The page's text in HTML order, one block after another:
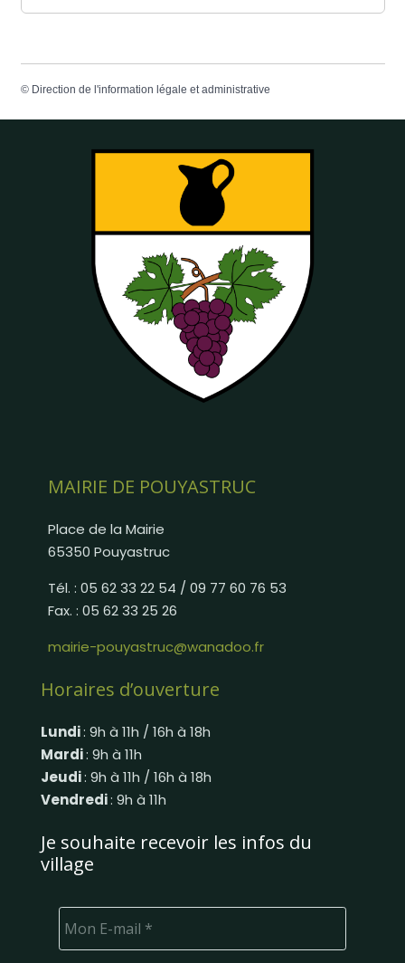
© Direction de l'information légale et administrative
MAIRIE DE POUYASTRUC
Place de la Mairie
65350 Pouyastruc
Tél. : 05 62 33 22 54 / 09 77 60 76 53
Fax. : 05 62 33 25 26
mairie-pouyastruc@wanadoo.fr
Horaires d’ouverture
Lundi: 9h à 11h / 16h à 18h
Mardi: 9h à 11h
Jeudi: 9h à 11h / 16h à 18h
Vendredi: 9h à 11h
Je souhaite recevoir les infos du
village